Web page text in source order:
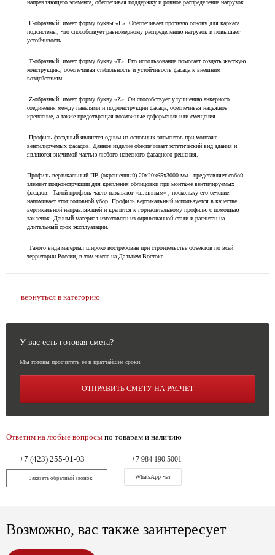
направляющего элемента, обеспечивая поддержку и ровное распределение нагрузок.
Г-образный: имеет форму буквы «Г». Обеспечивает прочную основу для каркаса
подсистемы, что способствует равномерному распределению нагрузок и повышает
устойчивость.
Т-образный: имеет форму букву «Т». Его использование помогает создать жесткую
конструкцию, обеспечивая стабильность и устойчивость фасада к внешним
воздействиям.
Z-образный: имеет форму букву «Z». Он способствует улучшению анкерного
соединения между панелями и подконструкции фасада, обеспечивая надежное
крепление, а также предотвращая возможные деформации или смещения.
Профиль фасадный является одним из основных элементов при монтаже
вентилируемых фасадов. Данное изделие обеспечивает эстетический вид здания и
являются значимой частью любого навесного фасадного решения.
Профиль вертикальный ПВ (окрашенный) 20х20х65х3000 мм - представляет собой
элемент подконструкции для крепления облицовки при монтаже вентилируемых
фасадов. Такой профиль часто называют «шляпным» , поскольку его сечение
напоминает этот головной убор. Профиль вертикальный используется в качестве
вертикальной направляющей и крепится к горизонтальному профилю с помощью
заклепок. Данный материал изготовлен из оцинкованной стали и расчитан на
длительный срок эксплуатации.
Такого вида материал широко востребован при строительстве объектов по всей
территории России, в том числе на Дальнем Востоке.
вернуться в категорию
У вас есть готовая смета?
Мы готовы просчитать ее в кратчайшие сроки.
ОТПРАВИТЬ СМЕТУ НА РАСЧЕТ
Ответим на любые вопросы по товарам и наличию
+7 (423) 255-01-03
Заказать обратный звонок
+7 984 190 5001
WhatsApp чат
Возможно, вас также заинтересует